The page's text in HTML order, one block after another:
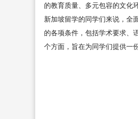
的教育质量、多元包容的文化
新加坡留学的同学们来说，全
的各项条件，包括学术要求、
个方面，旨在为同学们提供一